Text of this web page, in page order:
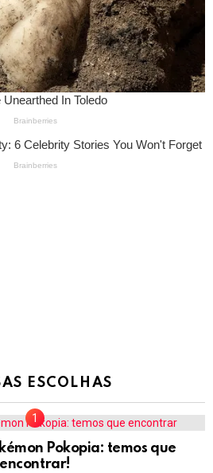
ESCOLHAS
Pokopia: temos que
encontrar!